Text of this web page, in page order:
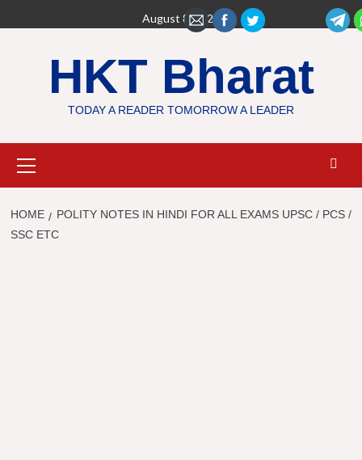
to
August 8, 2026
HKT Bharat
TODAY A READER TOMORROW A LEADER
Menu
HOME
POLITY NOTES IN HINDI FOR ALL EXAMS UPSC / PCS /
SSC ETC